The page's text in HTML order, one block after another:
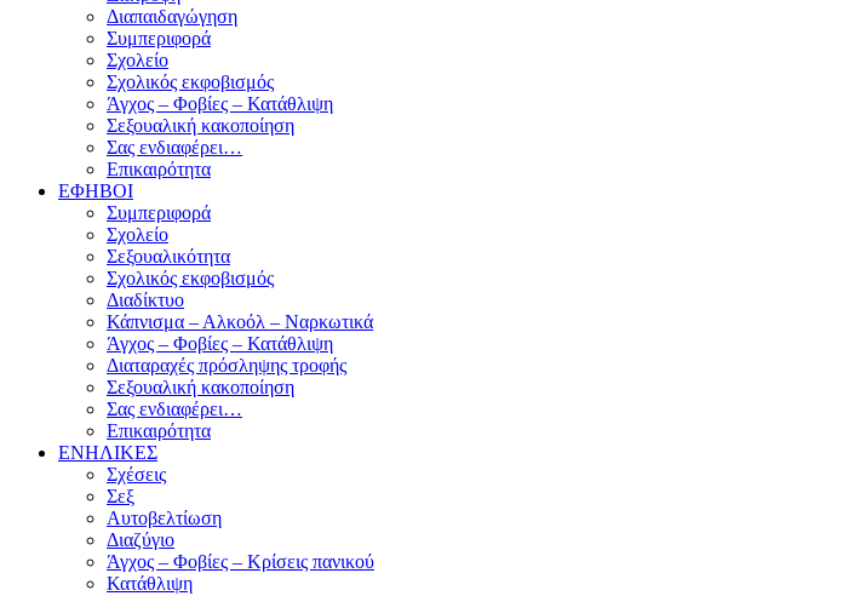
Διαπαιδαγώγηση
Συμπεριφορά
Σχολείο
Σχολικός εκφοβισμός
Άγχος – Φοβίες – Κατάθλιψη
Σεξουαλική κακοποίηση
Σας ενδιαφέρει…
Επικαιρότητα
ΕΦΗΒΟΙ
Συμπεριφορά
Σχολείο
Σεξουαλικότητα
Σχολικός εκφοβισμός
Διαδίκτυο
Κάπνισμα – Αλκοόλ – Ναρκωτικά
Άγχος – Φοβίες – Κατάθλιψη
Διαταραχές πρόσληψης τροφής
Σεξουαλική κακοποίηση
Σας ενδιαφέρει…
Επικαιρότητα
ΕΝΗΛΙΚΕΣ
Σχέσεις
Σεξ
Αυτοβελτίωση
Διαζύγιο
Άγχος – Φοβίες – Κρίσεις πανικού
Κατάθλιψη